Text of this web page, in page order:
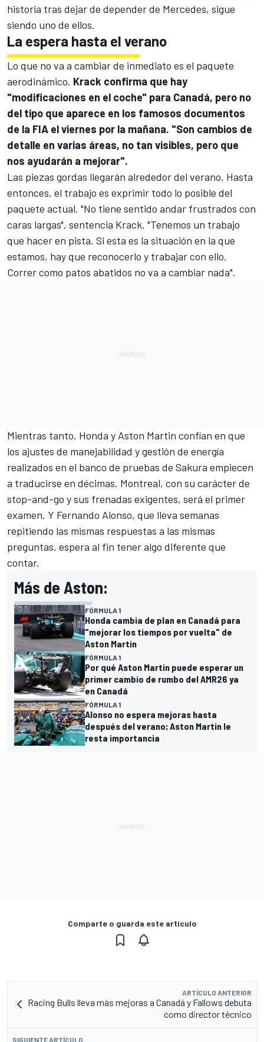
historia tras dejar de depender de Mercedes, sigue
siendo uno de ellos.
La espera hasta el verano
Lo que no va a cambiar de inmediato es el paquete
aerodinámico. Krack confirma que hay
"modificaciones en el coche" para Canadá, pero no
del tipo que aparece en los famosos documentos
de la FIA el viernes por la mañana. "Son cambios de
detalle en varias áreas, no tan visibles, pero que
nos ayudarán a mejorar".
Las piezas gordas llegarán alrededor del verano. Hasta
entonces, el trabajo es exprimir todo lo posible del
paquete actual. "No tiene sentido andar frustrados con
caras largas", sentencia Krack. "Tenemos un trabajo
que hacer en pista. Si esta es la situación en la que
estamos, hay que reconocerlo y trabajar con ello.
Correr como patos abatidos no va a cambiar nada".
Mientras tanto, Honda y Aston Martin confían en que
los ajustes de manejabilidad y gestión de energía
realizados en el banco de pruebas de Sakura empiecen
a traducirse en décimas. Montreal, con su carácter de
stop-and-go y sus frenadas exigentes, será el primer
examen. Y Fernando Alonso, que lleva semanas
repitiendo las mismas respuestas a las mismas
preguntas, espera al fin tener algo diferente que
contar.
Más de Aston:
FÓRMULA 1
Honda cambia de plan en Canadá para
"mejorar los tiempos por vuelta" de
Aston Martin
FÓRMULA 1
Por qué Aston Martin puede esperar un
primer cambio de rumbo del AMR26 ya
en Canadá
FÓRMULA 1
Alonso no espera mejoras hasta
después del verano; Aston Martin le
resta importancia
Comparte o guarda este artículo
ARTÍCULO ANTERIOR
Racing Bulls lleva más mejoras a Canadá y Fallows debuta
como director técnico
SIGUIENTE ARTÍCULO